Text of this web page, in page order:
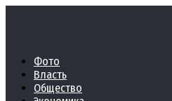
Фото
Власть
Общество